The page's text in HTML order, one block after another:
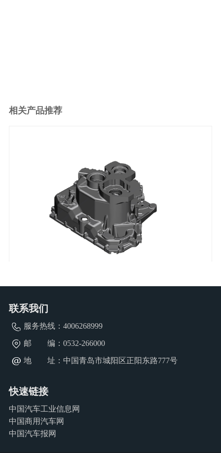
相关产品推荐
M7602 箱体
联系我们
服务热线： 4006268999
邮 编：0532-266000
地 址：中国青岛市城阳区正阳东路777号
快速链接
中国汽车工业信息网
中国商用汽车网
中国汽车报网